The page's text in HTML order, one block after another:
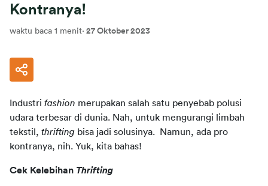
Kontranya!
waktu baca 1 menit· 27 Oktober 2023
Industri fashion merupakan salah satu penyebab polusi
udara terbesar di dunia. Nah, untuk mengurangi limbah
tekstil, thrifting bisa jadi solusinya.  Namun, ada pro
kontranya, nih. Yuk, kita bahas!
Cek Kelebihan Thrifting